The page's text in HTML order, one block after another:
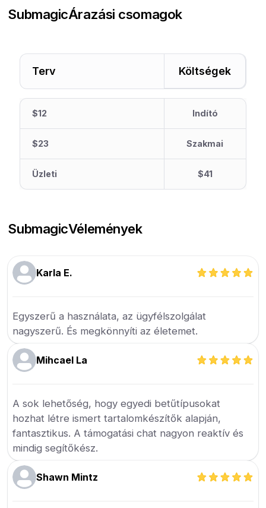
SubmagicÁrazási csomagok
Terv Költségek
$12 Indító
$23 Szakmai
Üzleti $41
SubmagicVélemények
Karla E.
Egyszerű a használata, az ügyfélszolgálat
nagyszerű. És megkönnyíti az életemet.
Mihcael La
A sok lehetőség, hogy egyedi betűtípusokat
hozhat létre ismert tartalomkészítők alapján,
fantasztikus. A támogatási chat nagyon reaktív és
mindig segítőkész.
Shawn Mintz